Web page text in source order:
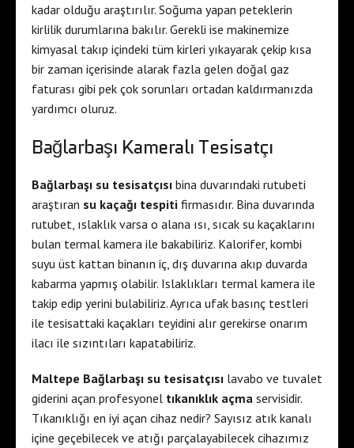
kadar olduğu araştırılır. Soğuma yapan peteklerin
kirlilik durumlarına bakılır. Gerekli ise makinemize
kimyasal takıp içindeki tüm kirleri yıkayarak çekip kısa
bir zaman içerisinde alarak fazla gelen doğal gaz
faturası gibi pek çok sorunları ortadan kaldırmanızda
yardımcı oluruz.
Bağlarbaşı Kameralı Tesisatçı
Bağlarbaşı su tesisatçısı bina duvarındaki rutubeti
araştıran su kaçağı tespiti firmasıdır. Bina duvarında
rutubet, ıslaklık varsa o alana ısı, sıcak su kaçaklarını
bulan termal kamera ile bakabiliriz. Kalorifer, kombi
suyu üst kattan binanın iç, dış duvarına akıp duvarda
kabarma yapmış olabilir. Islaklıkları termal kamera ile
takip edip yerini bulabiliriz. Ayrıca ufak basınç testleri
ile tesisattaki kaçakları teyidini alır gerekirse onarım
ilacı ile sızıntıları kapatabiliriz.
Maltepe Bağlarbaşı su tesisatçısı lavabo ve tuvalet
giderini açan profesyonel tıkanıklık açma servisidir.
Tıkanıklığı en iyi açan cihaz nedir? Sayısız atık kanalı
içine geçebilecek ve atığı parçalayabilecek cihazımız